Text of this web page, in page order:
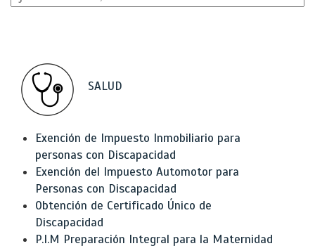
SALUD
Exención de Impuesto Inmobiliario para
personas con Discapacidad
Exención del Impuesto Automotor para
Personas con Discapacidad
Obtención de Certificado Único de
Discapacidad
P.I.M Preparación Integral para la Maternidad